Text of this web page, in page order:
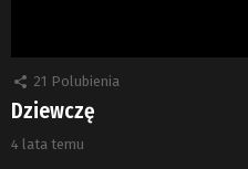
21 Polubienia
Dziewczę
4 lata temu